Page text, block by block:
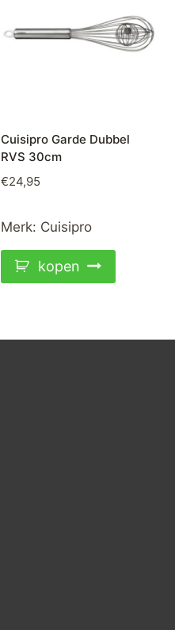
Cuisipro Garde Dubbel
RVS 30cm
€24,95
Merk: Cuisipro
kopen